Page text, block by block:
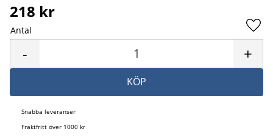
218 kr
Antal
+
-
KÖP
Snabba leveranser
Fraktfritt över 1000 kr